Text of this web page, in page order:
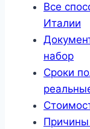
Все
Италии
набор
Сроки
Причины